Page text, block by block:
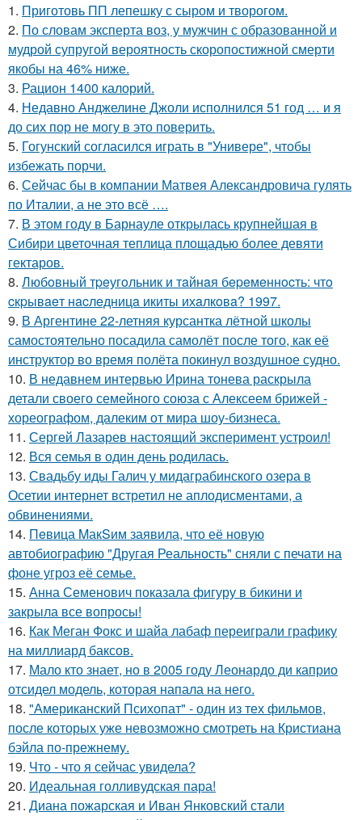
1. Приготовь ПП лепешку с сыром и творогом.
2. По словам эксперта воз, у мужчин с образованной и
мудрой супругой вероятность скоропостижной смерти
якобы на 46% ниже.
3. Рацион 1400 калорий.
4. Недавно Анджелине Джоли исполнился 51 год … и я
до сих пор не могу в это поверить.
5. Гогунский согласился играть в "Универе", чтобы
избежать порчи.
6. Сейчас бы в компании Матвея Александровича гулять
по Италии, а не это всё ….
7. В этом году в Барнауле открылась крупнейшая в
Сибири цветочная теплица площадью более девяти
гектаров.
8. Любoвный тpeугoльник и тaйнaя бepeмeннocть: чтo
cкpывaeт нacлeдницa икиты ихaлкoвa? 1997.
9. В Аргентине 22-летняя курсантка лётной школы
самостоятельно посадила самолёт после того, как её
инструктор во время полёта покинул воздушное судно.
10. В недавнем интервью Ирина тонева раскрыла
детали своего семейного союза с Алексеем брижей -
хореографом, далеким от мира шоу-бизнеса.
11. Сергей Лазарев настоящий эксперимент устроил!
12. Вся семья в один день родилась.
13. Свадьбу иды Галич у мидаграбинского озера в
Осетии интернет встретил не аплодисментами, а
обвинениями.
14. Пeвица MакSим заявила, что её новую
автобиографию "Другая Реальность" сняли с печати на
фоне угроз её семье.
15. Анна Семенович показала фигуру в бикини и
закрыла все вопросы!
16. Как Меган Фокс и шайа лабаф переиграли графику
на миллиард баксов.
17. Мало кто знает, но в 2005 году Леонардо ди каприо
отсидел модель, которая напала на него.
18. "Американский Психопат" - один из тех фильмов,
после которых уже невозможно смотреть на Кристиана
бэйла по-прежнему.
19. Что - что я сейчас увидела?
20. Идеальная голливудская пара!
21. Диана пожарская и Иван Янковский стали